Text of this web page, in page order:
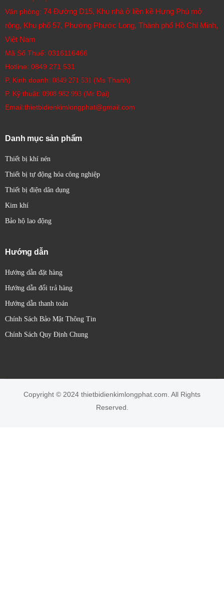
Văn phòng: 74 Đường D15, Khu nhà ở liền kề Hưng Phú mở
rộng, Khu phố 57, Phường Phước Long, Thành phố Hồ Chí Minh,
Việt Nam
Mã Số Thuế: 0316116466
Hotline: 0849 271 531
P. Kinh doanh: 0849 271 531 (Ms Thanh)
P. Kỹ thuật: 0908 982 993​ (Mr Đại)
Email:thietbidienkimlongphat@gmail.com
Danh mục sản phẩm
Thiết bị khí nén
Thiết bị tự động hóa công nghiệp
Thiết bị điện dân dụng
Kim khí
Bảo hộ lao động
Hướng dẫn
Hướng dẫn đặt hàng
Hướng dẫn đổi trả hàng
Hướng dẫn thanh toán
Chính Sách Bảo Mật Thông Tin
Chính Sách Quy Định Chung
Copyright © 2024 thietbidienkimlongphat.com. All Rights
Reserved.